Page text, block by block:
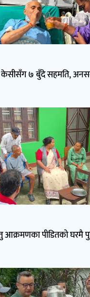
केसीसँग ७ बुँदे सहमति,
पीडितको घरमै